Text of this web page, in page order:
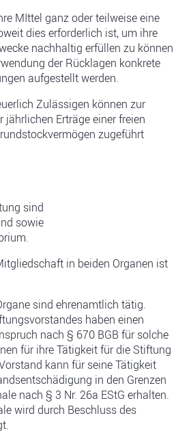
MIttel ganz oder teilweise eine
dies erforderlich ist, um ihre
nachhaltig erfüllen zu können
der Rücklagen konkrete
aufgestellt werden.
Zulässigen können zur
jährlichen Erträge einer freien
zugeführt
sind
sowie
in beiden Organen ist
sind ehrenamtlich tätig.
haben einen
nach § 670 BGB für solche
für ihre Tätigkeit für die Stiftung
kann für seine Tätigkeit
in den Grenzen
nach § 3 Nr. 26a EStG erhalten.
wird durch Beschluss des